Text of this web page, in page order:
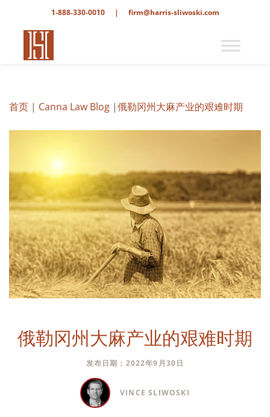
1-888-330-0010 | firm@harris-sliwoski.com
首页 | Canna Law Blog |俄勒冈州大麻产业的艰难时期
俄勒冈州大麻产业的艰难时期
发布日期：2022年9月30日
VINCE SLIWOSKI